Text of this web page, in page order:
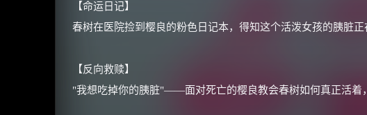
【命运日记】
春树在医院捡到樱良的粉色日记本，得知这个活泼女孩的胰脏正
【反向救赎】
"我想吃掉你的胰脏"——面对死亡的樱良教会春树如何真正活着